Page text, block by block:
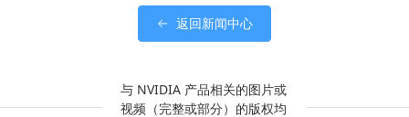
返回新闻中心
与 NVIDIA 产品相关的图片或
视频（完整或部分）的版权均